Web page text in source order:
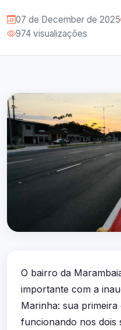
07 de December de 2025
974 visualizações
O bairro da
importante com a
Marinha: sua
funcionando nos dois